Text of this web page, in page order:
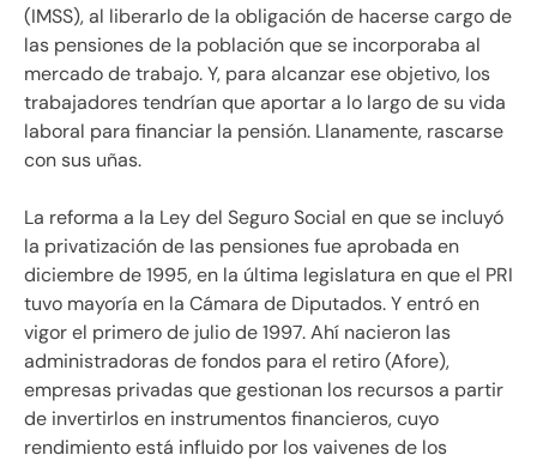
(IMSS), al liberarlo de la obligación de hacerse cargo de
las pensiones de la población que se incorporaba al
mercado de trabajo. Y, para alcanzar ese objetivo, los
trabajadores tendrían que aportar a lo largo de su vida
laboral para financiar la pensión. Llanamente, rascarse
con sus uñas.
La reforma a la Ley del Seguro Social en que se incluyó
la privatización de las pensiones fue aprobada en
diciembre de 1995, en la última legislatura en que el PRI
tuvo mayoría en la Cámara de Diputados. Y entró en
vigor el primero de julio de 1997. Ahí nacieron las
administradoras de fondos para el retiro (Afore),
empresas privadas que gestionan los recursos a partir
de invertirlos en instrumentos financieros, cuyo
rendimiento está influido por los vaivenes de los